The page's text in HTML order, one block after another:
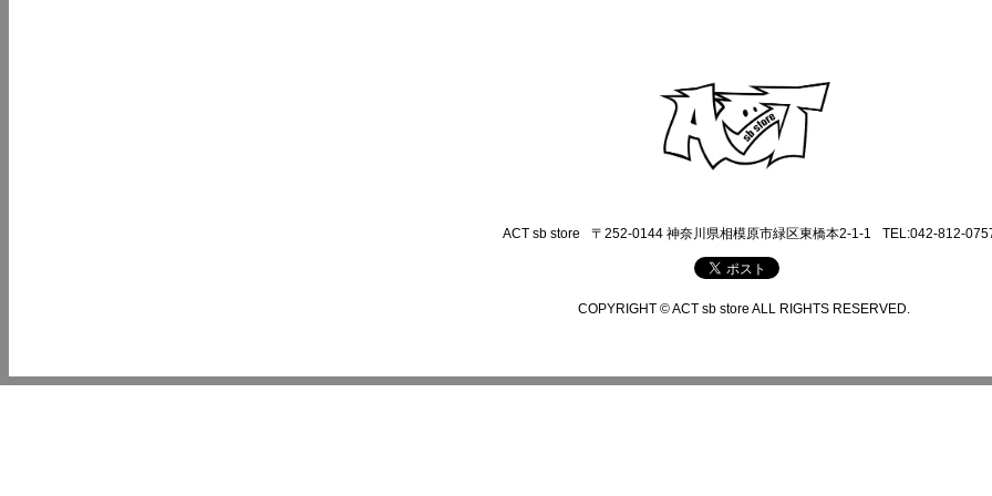
ACT sb store 〒252-0144 神奈川県相模原市緑区東橋本2-1-1 TEL:042-812-
COPYRIGHT © ACT sb store ALL RIGHTS RESERVED.